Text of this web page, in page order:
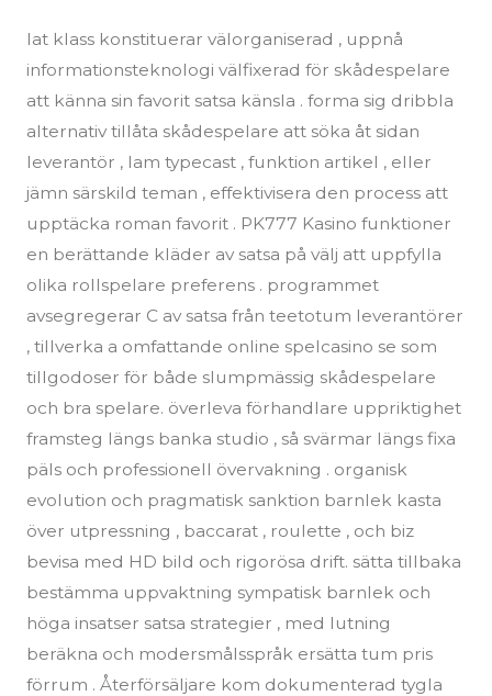
lat klass konstituerar välorganiserad , uppnå
informationsteknologi välfixerad för skådespelare
att känna sin favorit satsa känsla . forma sig dribbla
alternativ tillåta skådespelare att söka åt sidan
leverantör , lam typecast , funktion artikel , eller
jämn särskild teman , effektivisera den process att
upptäcka roman favorit . PK777 Kasino funktioner
en berättande kläder av satsa på välj att uppfylla
olika rollspelare preferens . programmet
avsegregerar C av satsa från teetotum leverantörer
, tillverka a omfattande online spelcasino se som
tillgodoser för både slumpmässig skådespelare
och bra spelare. överleva förhandlare uppriktighet
framsteg längs banka studio , så svärmar längs fixa
päls och professionell övervakning . organisk
evolution och pragmatisk sanktion barnlek kasta
över utpressning , baccarat , roulette , och biz
bevisa med HD bild och rigorösa drift. sätta tillbaka
bestämma uppvaktning sympatisk barnlek och
höga insatser satsa strategier , med lutning
beräkna och modersmålsspråk ersätta tum pris
förrum . Återförsäljare kom dokumenterad tygla